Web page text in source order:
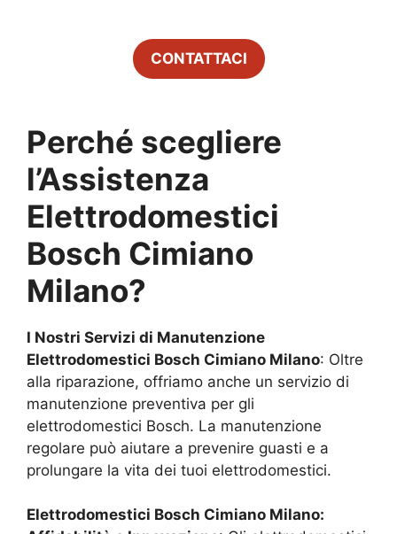
CONTATTACI
Perché scegliere
l’Assistenza
Elettrodomestici
Bosch Cimiano
Milano?
I Nostri Servizi di Manutenzione
Elettrodomestici Bosch Cimiano Milano: Oltre
alla riparazione, offriamo anche un servizio di
manutenzione preventiva per gli
elettrodomestici Bosch. La manutenzione
regolare può aiutare a prevenire guasti e a
prolungare la vita dei tuoi elettrodomestici.
Elettrodomestici Bosch Cimiano Milano: